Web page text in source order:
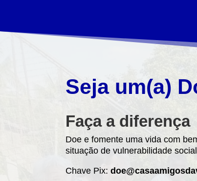
Seja um(a)
Faça a diferença
Doe e fomente uma vida com
situação de vulnerabilidade
Chave Pix: